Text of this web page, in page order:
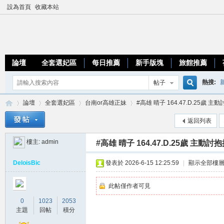
設為首頁 收藏本站
論壇 全套選妃區 每日推薦 新手版塊 旅館推薦
帖子
索
熱搜:
優質台
»
論壇
›
全套選妃區 台南or高雄正妹 #高雄 晴子 164.47.D.25歲 主動
返回列表
樓主: admin #高雄 晴子 164.47.D.25歲 主動討
DeloisBic
0
主題
1023
回帖
2053
積分
發表於 2026-6-15 12:25:59 顯示全部樓層
此帖僅作者可見